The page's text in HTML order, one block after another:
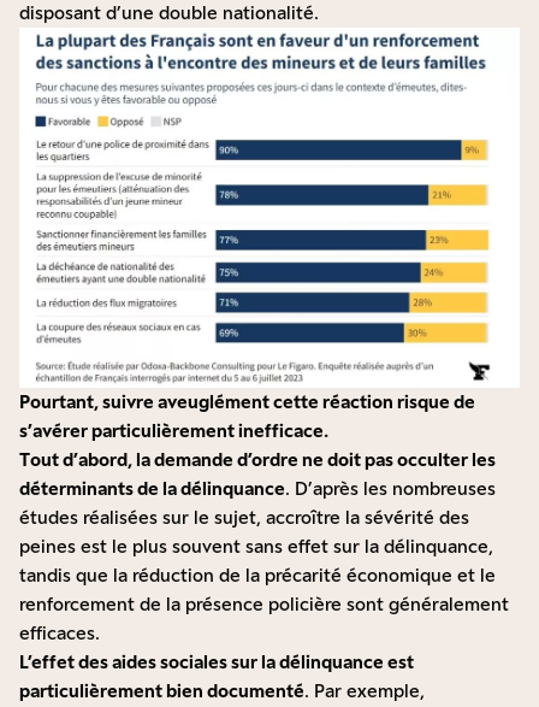
disposant d’une double nationalité.
Pourtant, suivre aveuglément cette réaction risque de
s’avérer particulièrement inefficace.
Tout d’abord, la demande d’ordre ne doit pas occulter les
déterminants de la délinquance. D’après les nombreuses
études réalisées sur le sujet, accroître la sévérité des
peines est le plus souvent sans effet sur la délinquance,
tandis que la réduction de la précarité économique et le
renforcement de la présence policière sont généralement
efficaces.
L’effet des aides sociales sur la délinquance est
particulièrement bien documenté. Par exemple,